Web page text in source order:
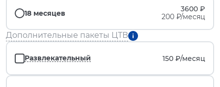
18 месяцев
3600 ₽
200 ₽/месяц
Дополнительные пакеты ЦТВ
Развлекательный 150 ₽/месяц